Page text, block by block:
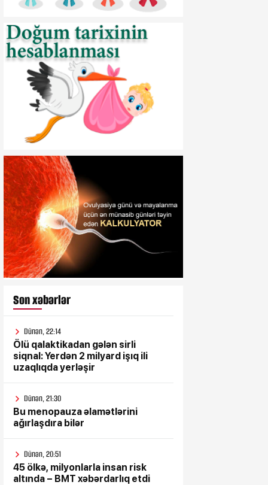
Son xəbərlər
Dünən, 22:14
Ölü qalaktikadan gələn sirli
siqnal: Yerdən 2 milyard işıq ili
uzaqlıqda yerləşir
Dünən, 21:30
Bu menopauza əlamətlərini
ağırlaşdıra bilər
Dünən, 20:51
45 ölkə, milyonlarla insan risk
altında – BMT xəbərdarlıq etdi